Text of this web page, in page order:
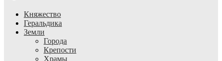
Княжество
Геральдика
Земли
Города
Крепости
Храмы